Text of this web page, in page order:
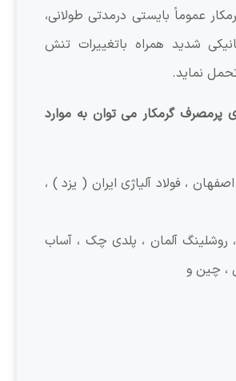
عموماً بایستی درمدتی طولانی،
شدید همراه باتغییرات تنش
نماید.
پرمصرف گرمکار می توان به موارد
اصفهان ، فولاد آلیاژی ایران ( یزد ) ،
روشلینگ آلمان ، پلدی چک ، آساب
، چین و